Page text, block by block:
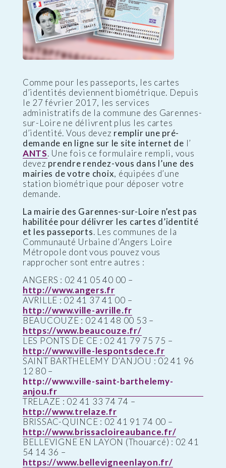
Comme pour les passeports, les cartes
d’identités deviennent biométrique. Depuis
le 27 février 2017, les services
administratifs de la commune des Garennes-
sur-Loire ne délivrent plus les cartes
d’identité. Vous devez remplir une pré-
demande en ligne sur le site internet de l’
ANTS. Une fois ce formulaire rempli, vous
devez prendre rendez-vous dans l’une des
mairies de votre choix, équipées d’une
station biométrique pour déposer votre
demande.
La mairie des Garennes-sur-Loire n’est pas
habilitée pour délivrer les cartes d’identité
et les passeports. Les communes de la
Communauté Urbaine d’Angers Loire
Métropole dont vous pouvez vous
rapprocher sont entre autres :
ANGERS : 02 41 05 40 00 –
http://www.angers.fr
AVRILLE : 02 41 37 41 00 –
http://www.ville-avrille.fr
BEAUCOUZE : 02 41 48 00 53 –
https://www.beaucouze.fr/
LES PONTS DE CE : 02 41 79 75 75 –
http://www.ville-lespontsdece.fr
SAINT BARTHELEMY D’ANJOU : 02 41 96
12 80 –
http://www.ville-saint-barthelemy-
anjou.fr
TRELAZE : 02 41 33 74 74 –
http://www.trelaze.fr
BRISSAC-QUINCE : 02 41 91 74 00 –
http://www.brissacloireaubance.fr/
BELLEVIGNE EN LAYON (Thouarcé) : 02 41
54 14 36 –
https://www.bellevigneenlayon.fr/